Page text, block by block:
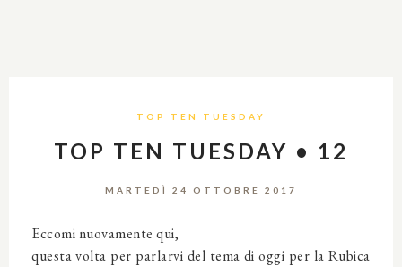
TOP TEN TUESDAY
TOP TEN TUESDAY • 12
MARTEDÌ 24 OTTOBRE 2017
Eccomi nuovamente qui,
questa volta per parlarvi del tema di oggi per la Rubica